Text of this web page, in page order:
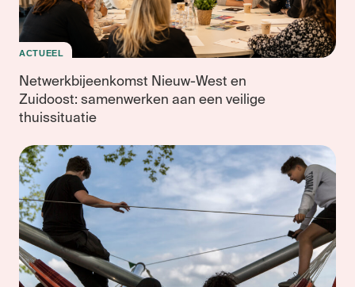
ACTUEEL
Netwerkbijeenkomst Nieuw-West en
Zuidoost: samenwerken aan een veilige
thuissituatie